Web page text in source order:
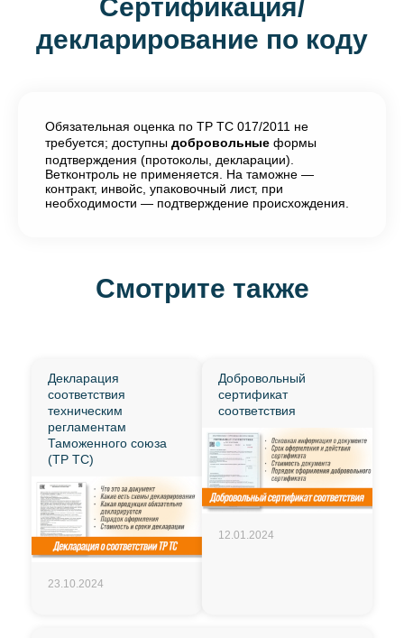
Сертификация/
декларирование по коду
Обязательная оценка по ТР ТС 017/2011 не
требуется; доступны добровольные формы
подтверждения (протоколы, декларации).
Ветконтроль не применяется. На таможне —
контракт, инвойс, упаковочный лист, при
необходимости — подтверждение происхождения.
Смотрите также
Декларация
соответствия
техническим
регламентам
Таможенного союза
(ТР ТС)
23.10.2024
Добровольный
сертификат
соответствия
12.01.2024